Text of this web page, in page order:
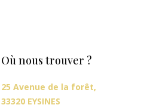
Où nous trouver ?
25 Avenue de la forêt,
33320 EYSINES